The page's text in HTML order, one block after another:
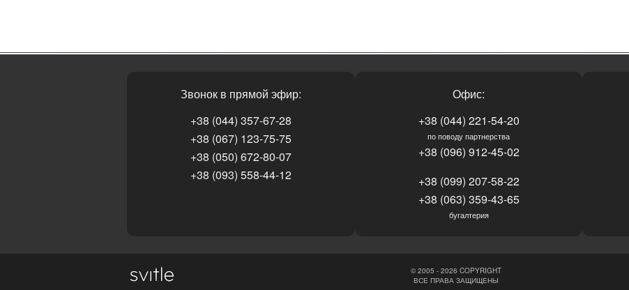
Звонок в прямой эфир:
+38 (044) 357-67-28
+38 (067) 123-75-75
+38 (050) 672-80-07
+38 (093) 558-44-12
Офис:
+38 (044) 221-54-20
по поводу партнерства
+38 (096) 912-45-02
+38 (099) 207-58-22
+38 (063) 359-43-65
бугалтерия
© 2005 - 2026 COPYRIGHT
ВСЕ ПРАВА ЗАЩИЩЕНЫ